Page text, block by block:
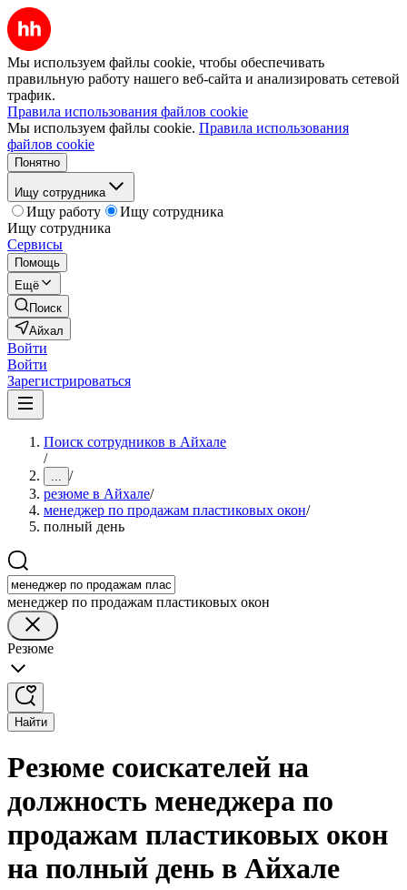
Мы используем файлы cookie, чтобы обеспечивать
правильную работу нашего веб-сайта и анализировать сетевой
трафик.
Правила использования файлов cookie
Мы используем файлы cookie. Правила использования
файлов cookie
Понятно
Ищу сотрудника
Ищу работу
Ищу сотрудника
Ищу сотрудника
Сервисы
Помощь
Ещё
Поиск
Айхал
Войти
Войти
Зарегистрироваться
Поиск сотрудников в Айхале
/
... /
резюме в Айхале/
менеджер по продажам пластиковых окон/
полный день
менеджер по продажам пластиковых окон
Резюме
Найти
Резюме соискателей на
должность менеджера по
продажам пластиковых окон
на полный день в Айхале